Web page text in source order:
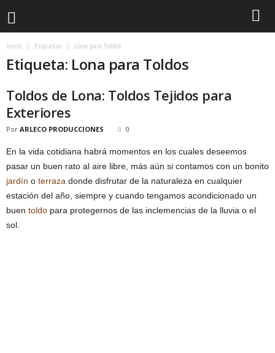
Inicio Etiquetas Lona para Toldos
Etiqueta: Lona para Toldos
Toldos de Lona: Toldos Tejidos para
Exteriores
Por ARLECO PRODUCCIONES 0
En la vida cotidiana habrá momentos en los cuales deseemos
pasar un buen rato al aire libre, más aún si contamos con un bonito
jardín o terraza donde disfrutar de la naturaleza en cualquier
estación del año, siempre y cuando tengamos acondicionado un
buen toldo para protegernos de las inclemencias de la lluvia o el
sol.